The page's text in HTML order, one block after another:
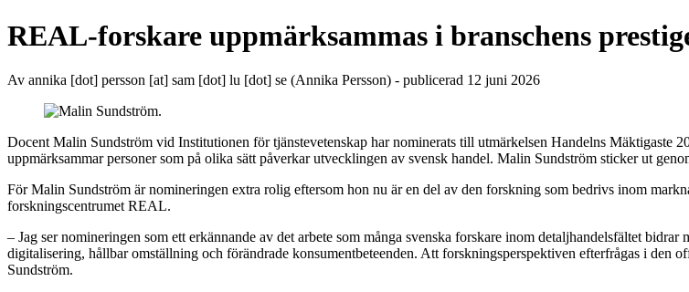
REAL-forskare uppmärksammas i branschens
Av annika [dot] persson [at] sam [dot] lu [dot] se (Annika Persson) - publicerad 12 juni 2026
Docent Malin Sundström vid Institutionen för tjänstevetenskap har nominerats till utmärkelsen Handelns Mäktigaste
uppmärksammar personer som på olika sätt påverkar utvecklingen av svensk handel. Malin Sundström sticker ut
För Malin Sundström är nomineringen extra rolig eftersom hon nu är en del av den forskning som bedrivs inom
forskningscentrumet REAL.
– Jag ser nomineringen som ett erkännande av det arbete som många svenska forskare inom detaljhandelsfältet
digitalisering, hållbar omställning och förändrade konsumentbeteenden. Att forskningsperspektiven efterfrågas i den
Sundström.